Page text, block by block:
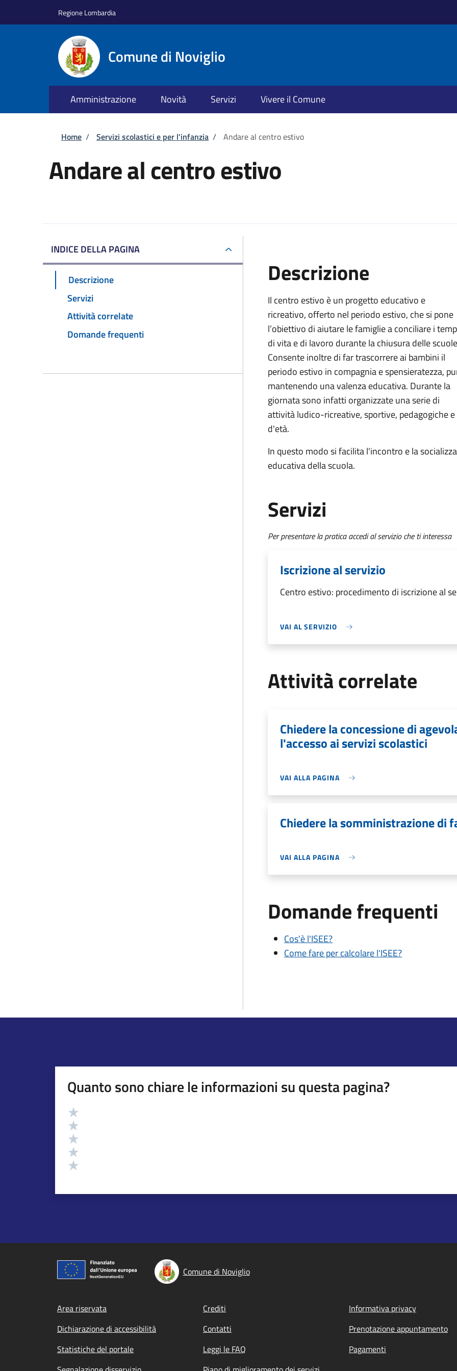
Regione Lombardia
Comune di Noviglio
Amministrazione Novità Servizi Vivere il Comune
Briciole di pane
Home / Servizi scolastici e per l'infanzia / Andare al centro estivo
Andare al centro estivo
INDICE DELLA PAGINA
Descrizione
Servizi
Attività correlate
Domande frequenti
Descrizione
Il centro estivo è un progetto educativo e
ricreativo, offerto nel periodo estivo, che si pone
l’obiettivo di aiutare le famiglie a conciliare i
di vita e di lavoro durante la chiusura delle
Consente inoltre di far trascorrere ai bambini il
periodo estivo in compagnia e spensieratezza,
mantenendo una valenza educativa. Durante la
giornata sono infatti organizzate una serie di
attività ludico-ricreative, sportive, pedagogiche
d'età.
In questo modo si facilita l'incontro e la
educativa della scuola.
Servizi
Per presentare la pratica accedi al servizio che ti interessa
Iscrizione al servizio
Centro estivo: procedimento di iscrizione al
VAI AL SERVIZIO
Attività correlate
Chiedere la concessione di
l'accesso ai servizi scolastici
VAI ALLA PAGINA
Chiedere la somministrazione di
VAI ALLA PAGINA
Domande frequenti
Cos'è l'ISEE?
Come fare per calcolare l'ISEE?
Quanto sono chiare le informazioni su questa pagina?
Valutazione
Comune di Noviglio
Footer menu
Area riservata Crediti Informativa privacy
Dichiarazione di accessibilità
Contatti Prenotazione appuntamento
Statistiche del portale
Leggi le FAQ Pagamenti